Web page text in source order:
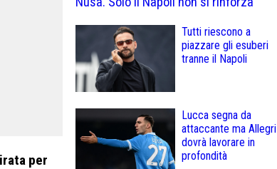
per
Tutti riescono a
piazzare gli esuberi
tranne il Napoli
Lucca segna da
attaccante ma Allegri
dovrà lavorare in
profondità